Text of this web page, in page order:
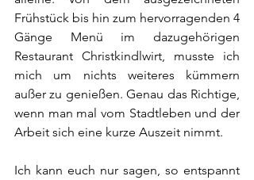
Frühstück bis hin zum hervorragenden 4
Gänge Menü im dazugehörigen
Restaurant Christkindlwirt, musste ich
mich um nichts weiteres kümmern
außer zu genießen. Genau das Richtige,
wenn man mal vom Stadtleben und der
Arbeit sich eine kurze Auszeit nimmt.
Ich kann euch nur sagen, so entspannt